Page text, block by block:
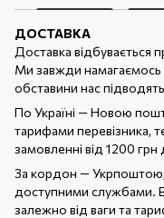
ДОСТАВКА
Доставка відбувається
Ми завжди намагаємось
обставини нас
По Україні — Новою
тарифами перевізника,
замовленні від 1200
За кордон — Укрпоштою,
доступними службами.
залежно від ваги та